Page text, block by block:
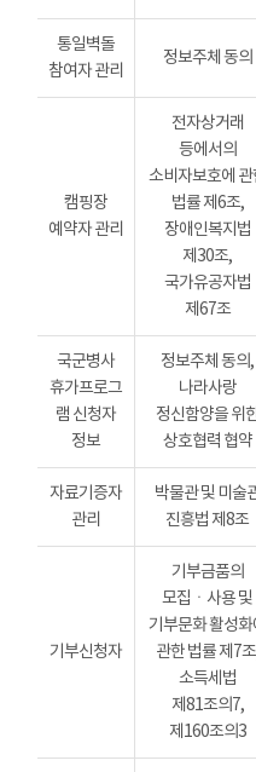
통일벽돌
참여자 관리
정보주체 동의
캠핑장
예약자 관리
전자상거래
등에서의
소비자보호에 관
법률 제6조,
장애인복지법
제30조,
국가유공자법
제67조
국군병사
휴가프로그
램 신청자
정보
정보주체 동의,
나라사랑
정신함양을 위
상호협력 협약
자료기증자
관리
박물관 및 미술
진흥법 제8조
기부신청자
기부금품의
모집ㆍ사용 및
기부문화 활성화
관한 법률 제7
소득세법
제81조의7,
제160조의3